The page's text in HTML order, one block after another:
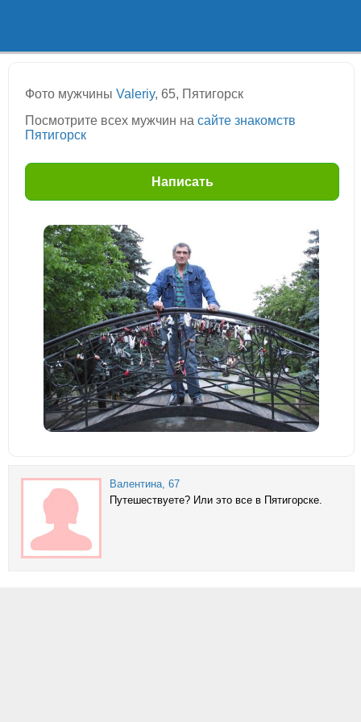
Фото мужчины Valeriy, 65, Пятигорск
Посмотрите всех мужчин на сайте знакомств
Пятигорск
Написать
Валентина , 67
Путешествуете? Или это все в Пятигорске.